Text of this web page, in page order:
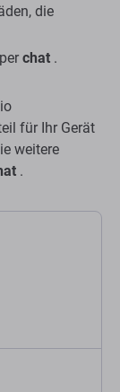
die
chat .
für Ihr Gerät
weitere
.